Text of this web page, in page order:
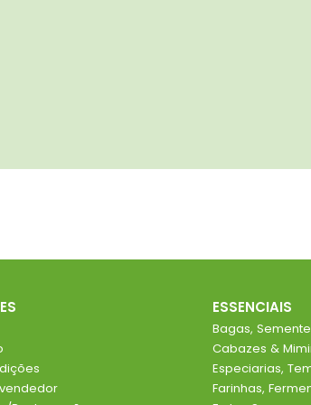
ESSENCIAIS
Bagas,
Cabazes &
Especiarias,
Farinhas,